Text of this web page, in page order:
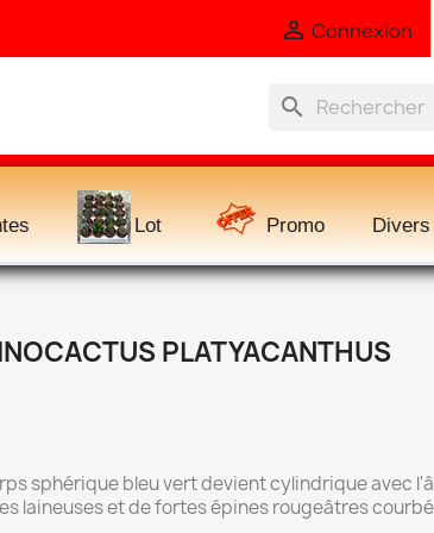
 Connexion
search
Lot Promo Divers
PLATYACANTHUS
sphérique bleu vert devient cylindrique avec
laineuses et de fortes épines rougeâtres